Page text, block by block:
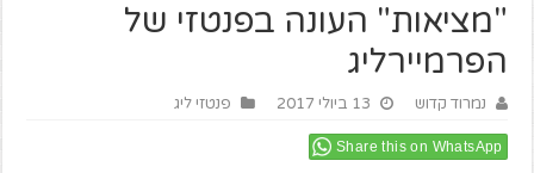
"מציאות" העונה בפנטזי של
הפרמיירליג
נמרוד קדוש 13 ביולי 2017 פנטזי ליג
Share this on WhatsApp